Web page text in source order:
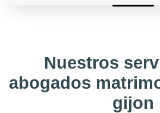
Nuestros
abogados
gijon